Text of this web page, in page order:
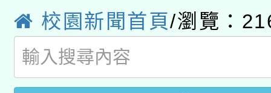
用水績優單位及節水達
動」
桃園市孔廟祈福系列
開 智慧啟航」
2026年桃園地景藝術
校園新聞首頁/瀏覽：